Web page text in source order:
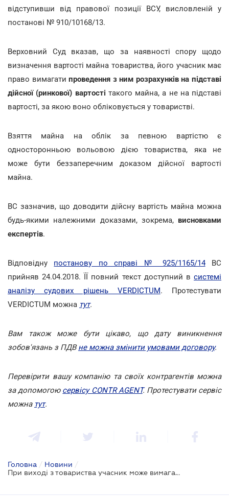
відступивши від правової позиції ВСУ, висловленій у
постанові № 910/10168/13.
Верховний Суд вказав, що за наявності спору щодо
визначення вартості майна товариства, його учасник має
право вимагатипроведення з ним розрахунків на підставі
дійсної (ринкової) вартості такого майна, а не на підставі
вартості, за якою воно обліковується у товаристві.
Взяття майна на облік за певною вартістю є
односторонньою вольовою дією товариства, яка не
може бути беззаперечним доказом дійсної вартості
майна.
ВС зазначив, що доводити дійсну вартість майна можна
будь-якими належними доказами, зокрема, висновками
експертів.
Відповідну постанову по справі № 925/1165/14ВС
прийняв 24.04.2018. ЇЇ повний текст доступний в системі
аналізу судових рішень VERDICTUM. Протестувати
VERDICTUM можна тут.
Вам також може бути цікаво, що дату виникнення
зобов'язань з ПДВне можна змінити умовами договору.
Перевірити вашу компанію та своїх контрагентів можна
за допомогою сервісу CONTR AGENT. Протестувати сервіс
можна тут.
Головна / Новини /
При виході з товариства учасник може вимагати виділення майна за ринковою вартістю